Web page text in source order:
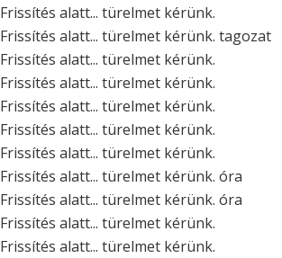
Frissítés alatt... türelmet kérünk.
Frissítés alatt... türelmet kérünk. tagozat
Frissítés alatt... türelmet kérünk.
Frissítés alatt... türelmet kérünk.
Frissítés alatt... türelmet kérünk.
Frissítés alatt... türelmet kérünk.
Frissítés alatt... türelmet kérünk.
Frissítés alatt... türelmet kérünk. óra
Frissítés alatt... türelmet kérünk. óra
Frissítés alatt... türelmet kérünk.
Frissítés alatt... türelmet kérünk.